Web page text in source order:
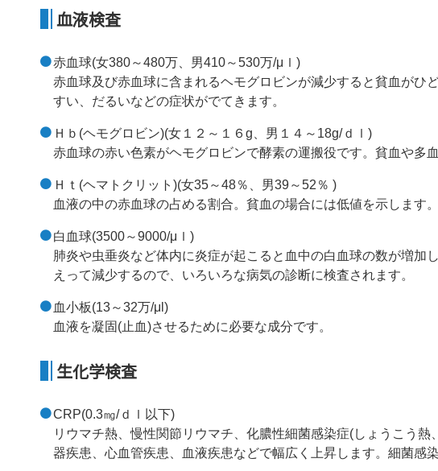
血液検査
赤血球(女380～480万、男410～530万/μｌ)
赤血球及び赤血球に含まれるヘモグロビンが減少すると貧血がひ
すい、だるいなどの症状がでてきます。
Ｈｂ(ヘモグロビン)(女１２～１６g、男１４～18g/ｄｌ)
赤血球の赤い色素がヘモグロビンで酵素の運搬役です。貧血や多
Ｈｔ(ヘマトクリット)(女35～48％、男39～52％ )
血液の中の赤血球の占める割合。貧血の場合には低値を示します
白血球(3500～9000/μｌ)
肺炎や虫垂炎など体内に炎症が起こると血中の白血球の数が増加
えって減少するので、いろいろな病気の診断に検査されます。
血小板(13～32万/μl)
血液を凝固(止血)させるために必要な成分です。
生化学検査
CRP(0.3㎎/ｄｌ以下)
リウマチ熱、慢性関節リウマチ、化膿性細菌感染症(しょうこう
器疾患、心血管疾患、血液疾患などで幅広く上昇します。細菌感